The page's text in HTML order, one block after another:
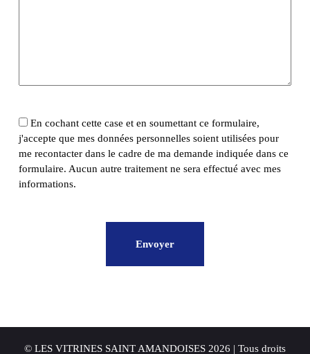
En cochant cette case et en soumettant ce formulaire,
j'accepte que mes données personnelles soient utilisées pour
me recontacter dans le cadre de ma demande indiquée dans ce
formulaire. Aucun autre traitement ne sera effectué avec mes
informations.
© LES VITRINES SAINT AMANDOISES 2026 | Tous droits